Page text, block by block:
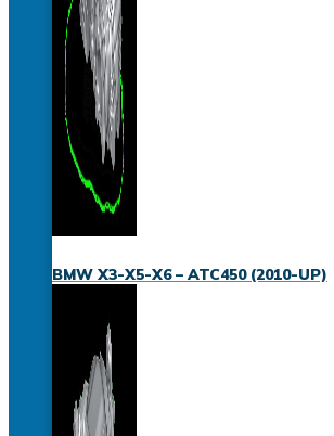
BMW X3-X5-X6 – ATC450 (2010-UP)